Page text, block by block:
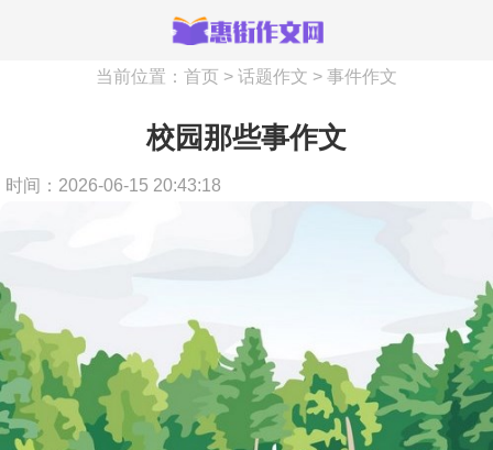
当前位置： 首页 > 话题作文 > 事件作文
校园那些事作文
时间：2026-06-15 20:43:18